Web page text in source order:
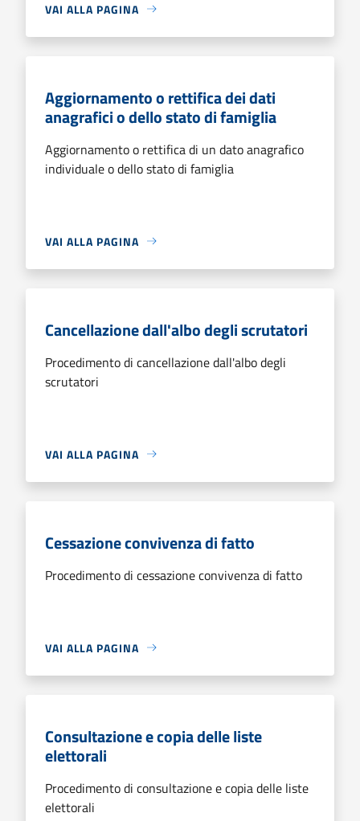
VAI ALLA PAGINA
Aggiornamento o rettifica dei dati
anagrafici o dello stato di famiglia
Aggiornamento o rettifica di un dato anagrafico
individuale o dello stato di famiglia
VAI ALLA PAGINA
Cancellazione dall'albo degli scrutatori
Procedimento di cancellazione dall'albo degli
scrutatori
VAI ALLA PAGINA
Cessazione convivenza di fatto
Procedimento di cessazione convivenza di fatto
VAI ALLA PAGINA
Consultazione e copia delle liste
elettorali
Procedimento di consultazione e copia delle liste
elettorali